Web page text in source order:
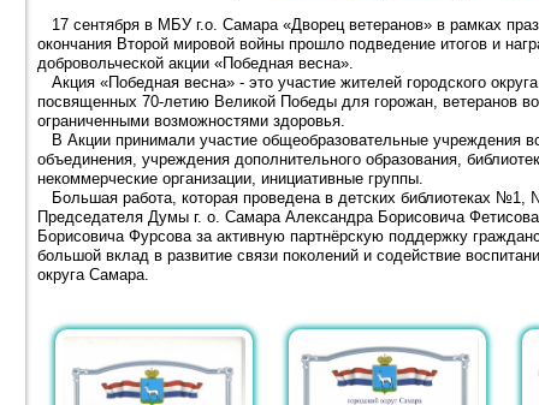
17 сентября в МБУ г.о. Самара «Дворец ветеранов» в рамках
окончания Второй мировой войны прошло подведение итогов и
добровольческой акции «Победная весна».
Акция «Победная весна» - это участие жителей городского
посвященных 70-летию Великой Победы для горожан, ветеранов
ограниченными возможностями здоровья.
В Акции принимали участие общеобразовательные учреждения
объединения, учреждения дополнительного образования,
некоммерческие организации, инициативные группы.
Большая работа, которая проведена в детских библиотеках
Председателя Думы г. о. Самара Александра Борисовича
Борисовича Фурсова за активную партнёрскую поддержку
большой вклад в развитие связи поколений и содействие
округа Самара.